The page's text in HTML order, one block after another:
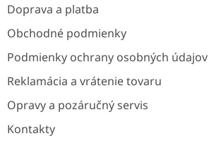
Doprava a platba
Obchodné podmienky
Podmienky ochrany osobných údajov
Reklamácia a vrátenie tovaru
Opravy a pozáručný servis
Kontakty